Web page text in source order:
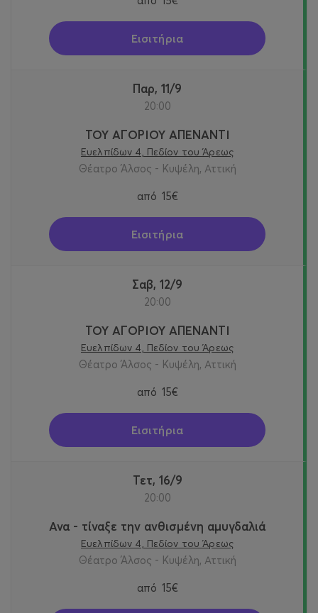
Εισιτήρια
Παρ, 11/9
20:00
ΤΟΥ ΑΓΟΡΙΟΥ ΑΠΕΝΑΝΤΙ
Ευελπίδων 4, Πεδίον του Άρεως
Θέατρο Άλσος - Κυψέλη, Αττική
από 15€
Εισιτήρια
Σαβ, 12/9
20:00
ΤΟΥ ΑΓΟΡΙΟΥ ΑΠΕΝΑΝΤΙ
Ευελπίδων 4, Πεδίον του Άρεως
Θέατρο Άλσος - Κυψέλη, Αττική
από 15€
Εισιτήρια
Τετ, 16/9
20:00
Ανα - τίναξε την ανθισμένη αμυγδαλιά
Ευελπίδων 4, Πεδίον του Άρεως
Θέατρο Άλσος - Κυψέλη, Αττική
από 15€